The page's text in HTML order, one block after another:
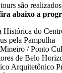
são
abaixo a
Histórica do
pela Pampulha
/ Ponto
de Belo
Arquitetônico